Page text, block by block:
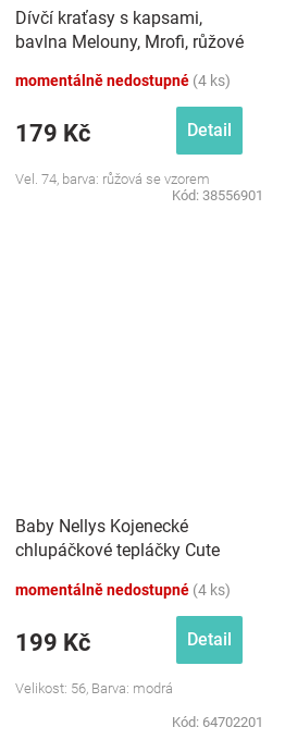
Dívčí kraťasy s kapsami,
bavlna Melouny, Mrofi, růžové
momentálně nedostupné (4 ks)
179 Kč Detail
Vel. 74, barva: růžová se vzorem
Kód: 38556901
Baby Nellys Kojenecké
chlupáčkové tepláčky Cute
momentálně nedostupné (4 ks)
199 Kč Detail
Velikost: 56, Barva: modrá
Kód: 64702201